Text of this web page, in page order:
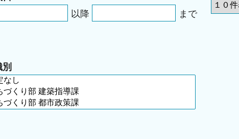
以降
まで